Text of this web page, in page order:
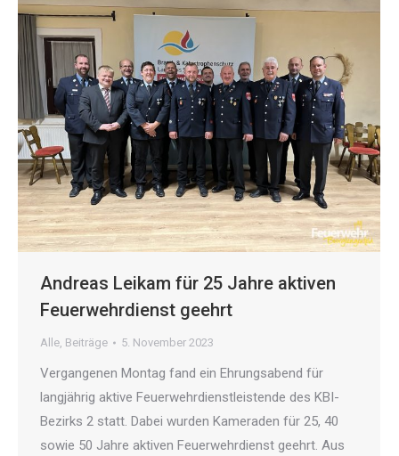
Andreas Leikam für 25 Jahre aktiven
Feuerwehrdienst geehrt
Alle, Beiträge 5. November 2023
Vergangenen Montag fand ein Ehrungsabend für
langjährig aktive Feuerwehrdienstleistende des KBI-
Bezirks 2 statt. Dabei wurden Kameraden für 25, 40
sowie 50 Jahre aktiven Feuerwehrdienst geehrt. Aus